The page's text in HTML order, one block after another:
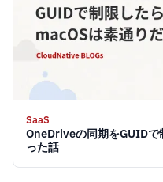
SaaS
OneDriveの同期をGUID
った話